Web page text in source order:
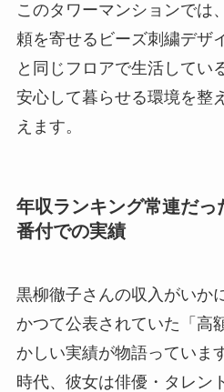
このタワーマンションでは
頼を寄せるビーズ刺繍デザ
と同じフロアで生活してい
安心して暮らせる環境を整
えます。
年収ランキング常連だっ
番付での実績
黒柳徹子さんの収入がいか
かつて公表されていた「高
かしい実績が物語っていま
時代、彼女は俳優・タレン